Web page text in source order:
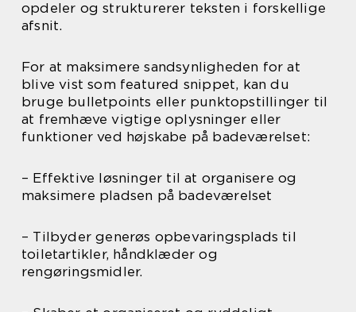
opdeler og strukturerer teksten i forskellige
afsnit.
For at maksimere sandsynligheden for at
blive vist som featured snippet, kan du
bruge bulletpoints eller punktopstillinger til
at fremhæve vigtige oplysninger eller
funktioner ved højskabe på badeværelset:
– Effektive løsninger til at organisere og
maksimere pladsen på badeværelset
– Tilbyder generøs opbevaringsplads til
toiletartikler, håndklæder og
rengøringsmidler.